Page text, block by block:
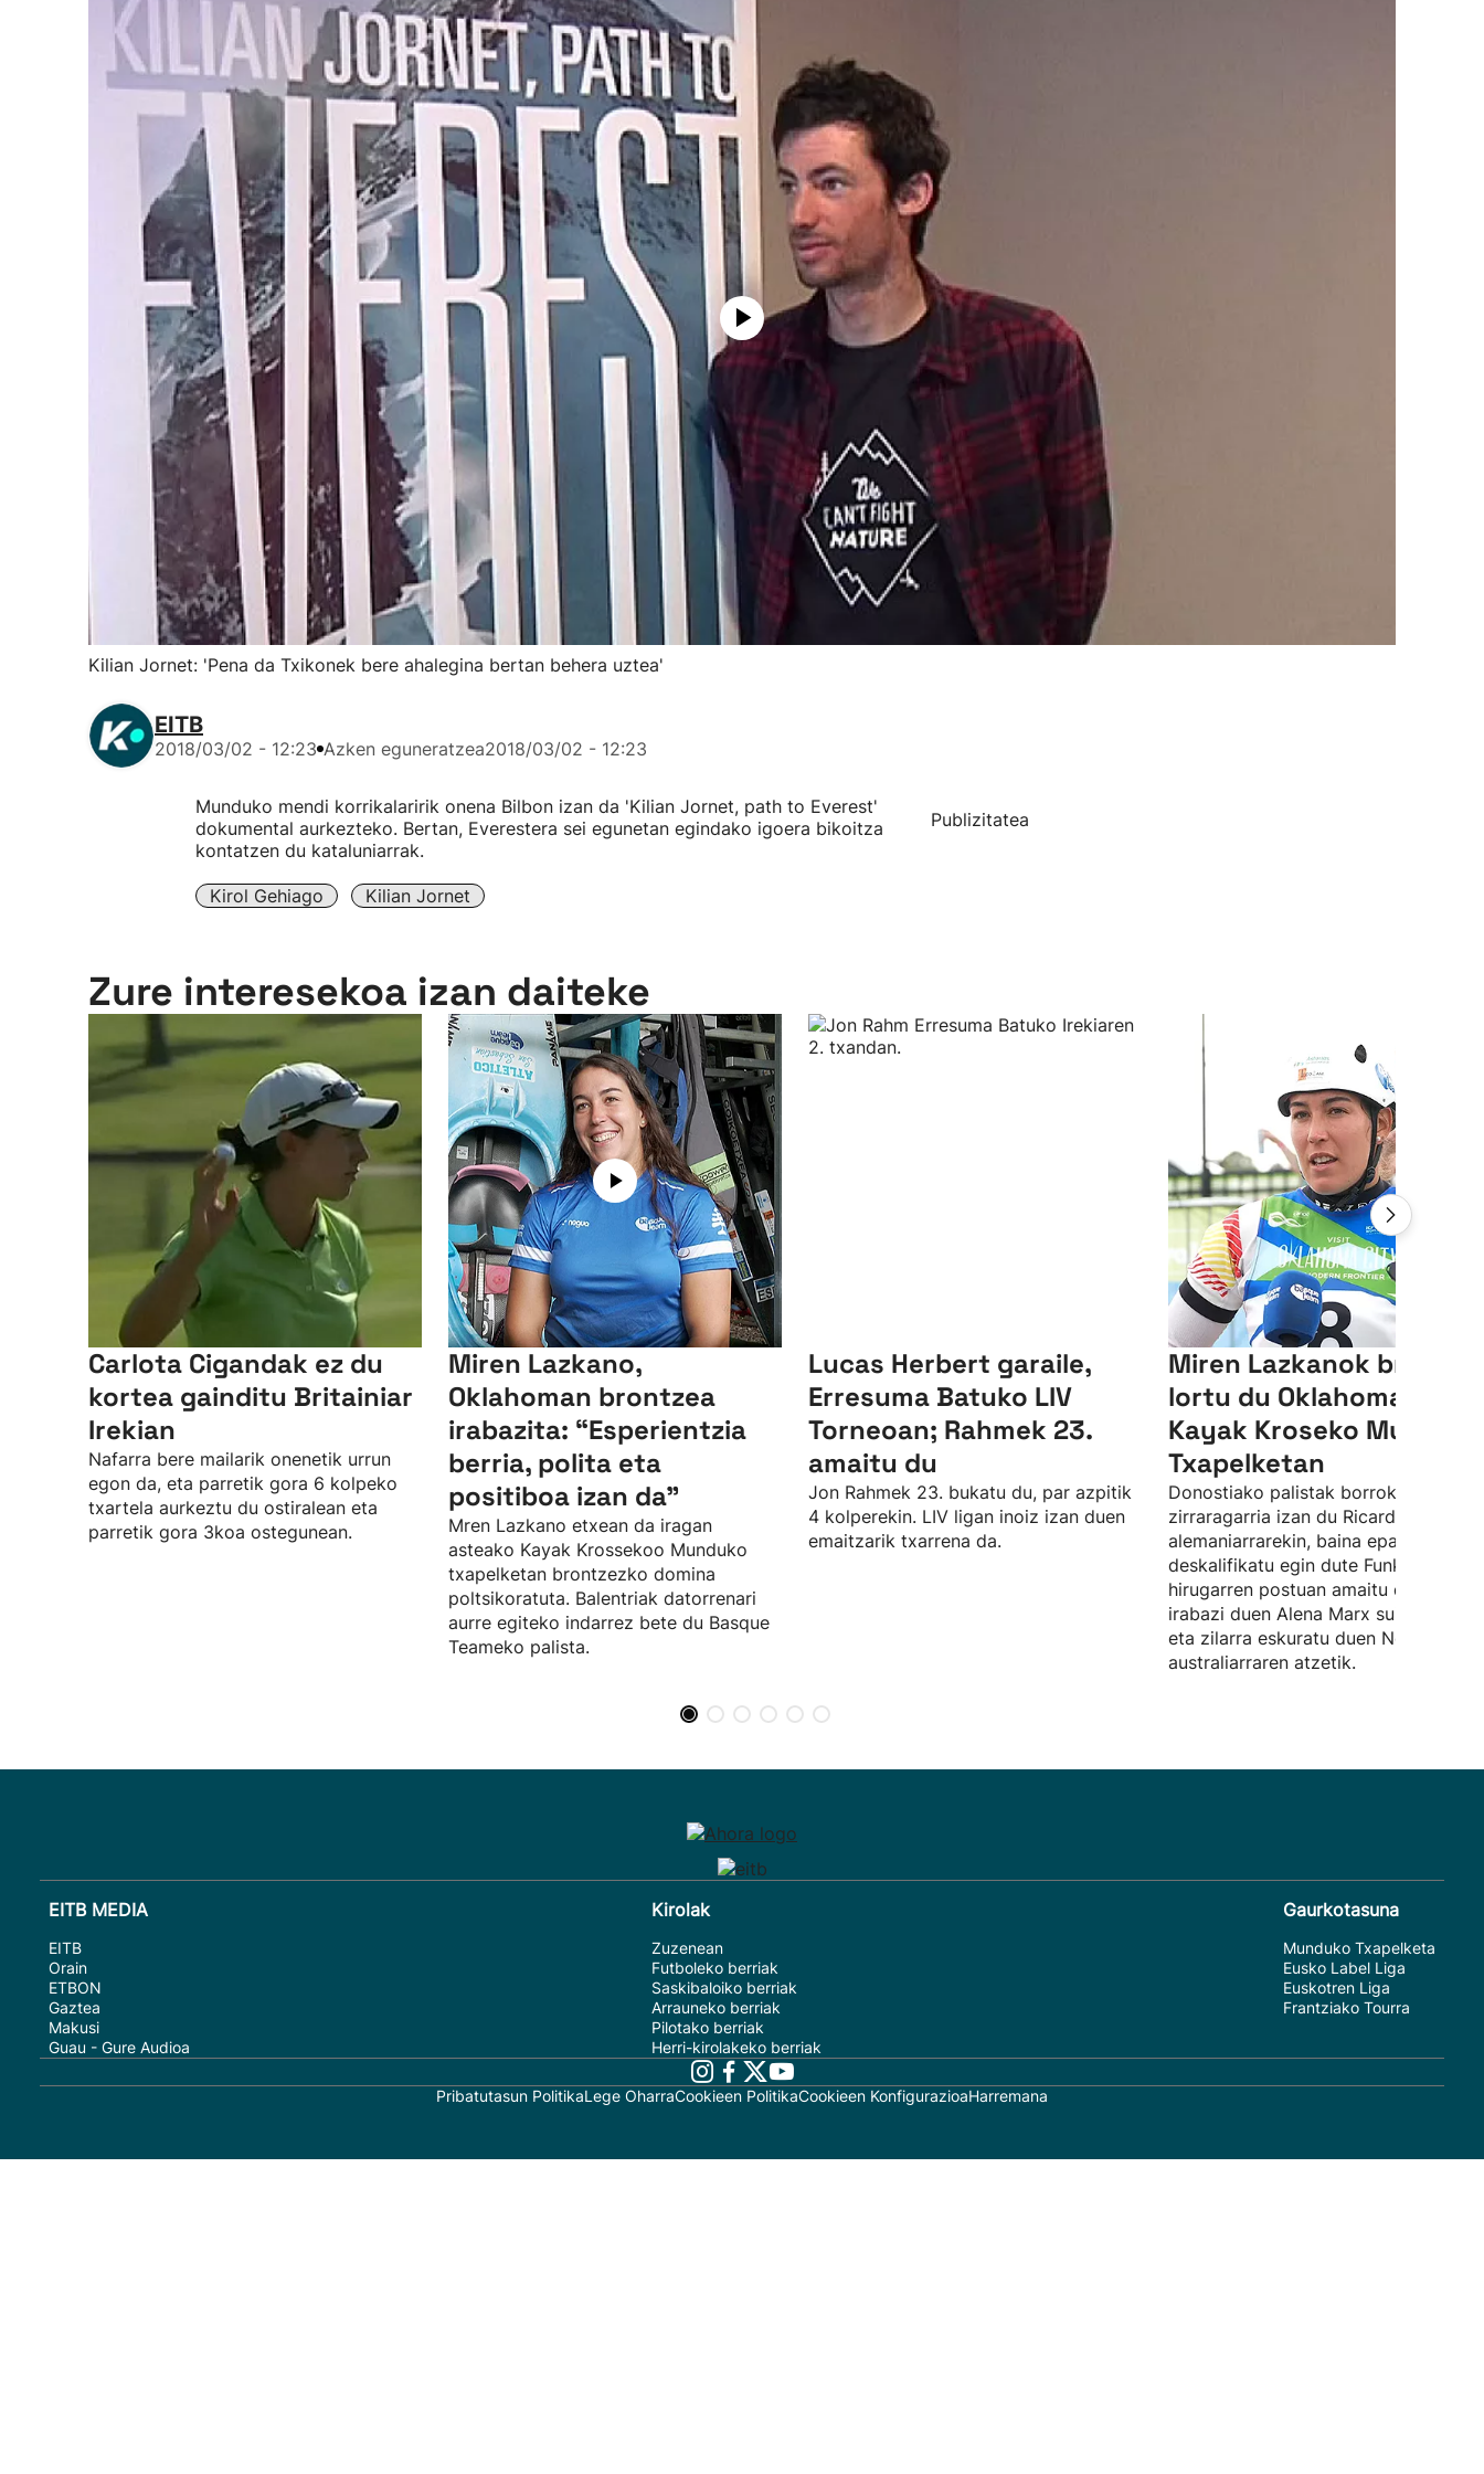
Kilian Jornet: 'Pena da Txikonek bere ahalegina bertan behera uztea'
EITB
2018/03/02 - 12:23 Azken eguneratzea2018/03/02 - 12:23
Munduko mendi korrikalaririk onena Bilbon izan da 'Kilian Jornet, path to Everest'
dokumental aurkezteko. Bertan, Everestera sei egunetan egindako igoera bikoitza
kontatzen du kataluniarrak.
Kirol Gehiago Kilian Jornet
Publizitatea
Zure interesekoa izan daiteke
Carlota Cigandak ez du
kortea gainditu Britainiar
Irekian
Nafarra bere mailarik onenetik urrun
egon da, eta parretik gora 6 kolpeko
txartela aurkeztu du ostiralean eta
parretik gora 3koa ostegunean.
Miren Lazkano,
Oklahoman brontzea
irabazita: “Esperientzia
berria, polita eta
positiboa izan da"
Mren Lazkano etxean da iragan
asteako Kayak Krossekoo Munduko
txapelketan brontzezko domina
poltsikoratuta. Balentriak datorrenari
aurre egiteko indarrez bete du Basque
Teameko palista.
Lucas Herbert garaile,
Erresuma Batuko LIV
Torneoan; Rahmek 23.
amaitu du
Jon Rahmek 23. bukatu du, par azpitik
4 kolperekin. LIV ligan inoiz izan duen
emaitzarik txarrena da.
Miren Lazkanok
lortu du Oklahomako
Kayak Kroseko
Txapelketan
Donostiako palistak borroka
zirraragarria izan du Ricarda Funk
alemaniarrarekin, baina epaileek
deskalifikatu egin dute Funk.
hirugarren postuan amaitu du, urrea
irabazi duen Alena Marx suitzarraren
eta zilarra eskuratu duen Noemie Fox
australiarraren atzetik.
EITB MEDIA
EITB
Orain
ETBON
Gaztea
Makusi
Guau - Gure Audioa
Kirolak
Zuzenean
Futboleko berriak
Saskibaloiko berriak
Arrauneko berriak
Pilotako berriak
Herri-kirolakeko berriak
Gaurkotasuna
Munduko Txapelketa
Eusko Label Liga
Euskotren Liga
Frantziako Tourra
Pribatutasun PolitikaLege OharraCookieen PolitikaCookieen KonfigurazioaHarremana